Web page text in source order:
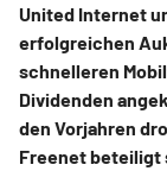
United Internet
erfolgreichen
schnelleren
Dividenden
den Vorjahren
Freenet beteiligt